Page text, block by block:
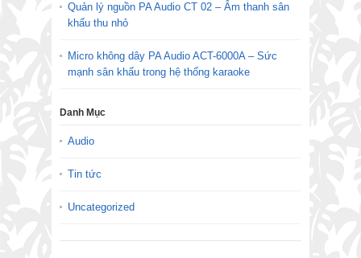
Quản lý nguồn PA Audio CT 02 – Âm thanh sân
khấu thu nhỏ
Micro không dây PA Audio ACT-6000A – Sức
mạnh sân khấu trong hệ thống karaoke
Danh Mục
Audio
Tin tức
Uncategorized